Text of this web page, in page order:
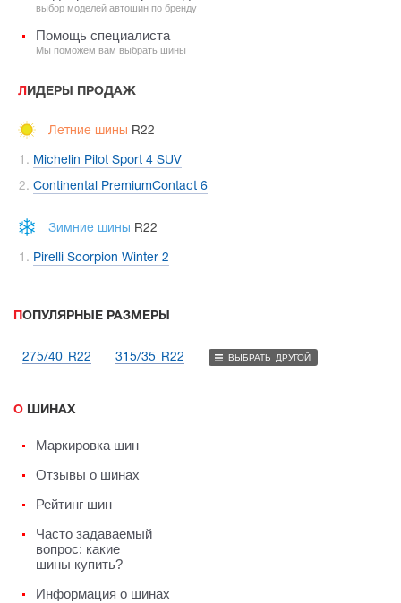
выбор моделей автошин по бренду
Помощь специалиста
Мы поможем вам выбрать шины
ЛИДЕРЫ ПРОДАЖ
Летние шины R22
Michelin Pilot Sport 4 SUV
Continental PremiumContact 6
Зимние шины R22
Pirelli Scorpion Winter 2
ПОПУЛЯРНЫЕ РАЗМЕРЫ
275/40 R22 315/35 R22 ВЫБРАТЬ ДРУГОЙ
О ШИНАХ
Маркировка шин
Отзывы о шинах
Рейтинг шин
Часто задаваемый
вопрос: какие
шины купить?
Информация о шинах